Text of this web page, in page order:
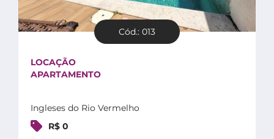
Cód.: 013
LOCAÇÃO
APARTAMENTO
Ingleses do Rio Vermelho
R$ 0